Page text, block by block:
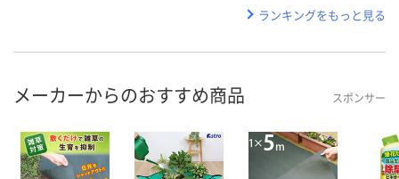
ランキングをもっと見る
メーカーからのおすすめ商品 スポンサー